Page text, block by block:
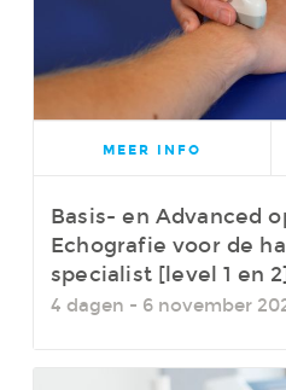
MEER INFO
Basis- en Advanced
Echografie voor de
specialist [level 1 en 2]
4 dagen - 6 november